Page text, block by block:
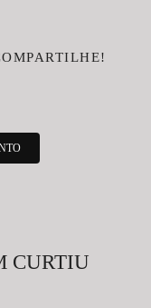
CURTIU